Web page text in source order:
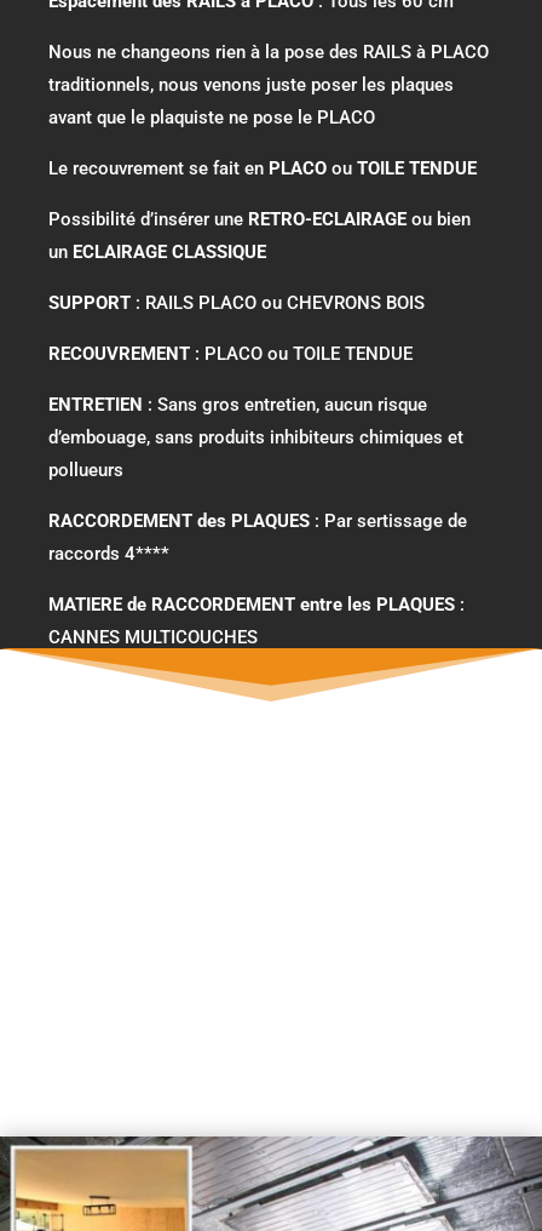
Nous ne changeons rien à la pose des RAILS à PLACO
traditionnels, nous venons juste poser les plaques
avant que le plaquiste ne pose le PLACO
Le recouvrement se fait en PLACO ou TOILE TENDUE
Possibilité d’insérer une RETRO-ECLAIRAGE ou bien
un ECLAIRAGE CLASSIQUE
SUPPORT : RAILS PLACO ou CHEVRONS BOIS
RECOUVREMENT : PLACO ou TOILE TENDUE
ENTRETIEN : Sans gros entretien, aucun risque
d’embouage, sans produits inhibiteurs chimiques et
pollueurs
RACCORDEMENT des PLAQUES : Par sertissage de
raccords 4****
MATIERE de RACCORDEMENT entre les PLAQUES :
CANNES MULTICOUCHES